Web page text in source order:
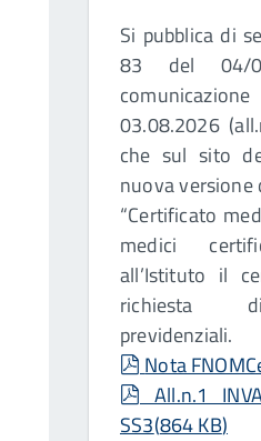
Si pubblica di
83 del 04/
03.08.2026
che sul sito
nuova versione
“Certificato
medici
all’Istituto il
richiesta
previdenziali.
pdf
Nota
pdf
All.n.1
SS3(864 KB)